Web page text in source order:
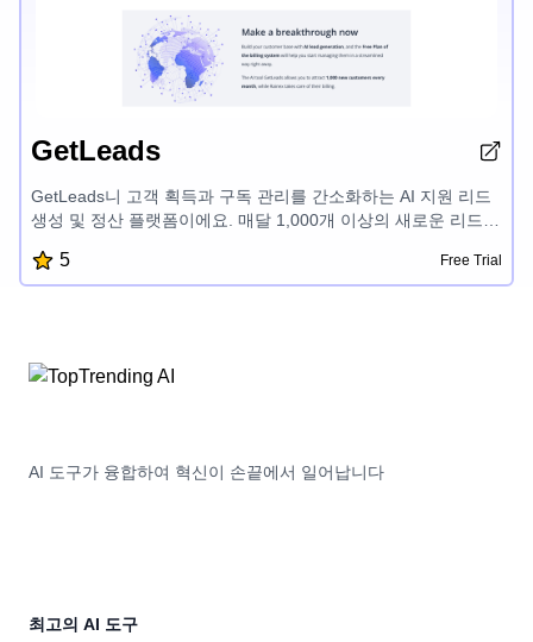
GetLeads
GetLeads니 고객 획득과 구독 관리를 간소화하는 AI 지원 리드
생성 및 정산 플랫폼이에요. 매달 1,000개 이상의 새로운 리드와
지불, 고객 접점을 원활하게 통합하세요.
5 Free Trial
AI 도구가 융합하여 혁신이 손끝에서 일어납니다
최고의 AI 도구